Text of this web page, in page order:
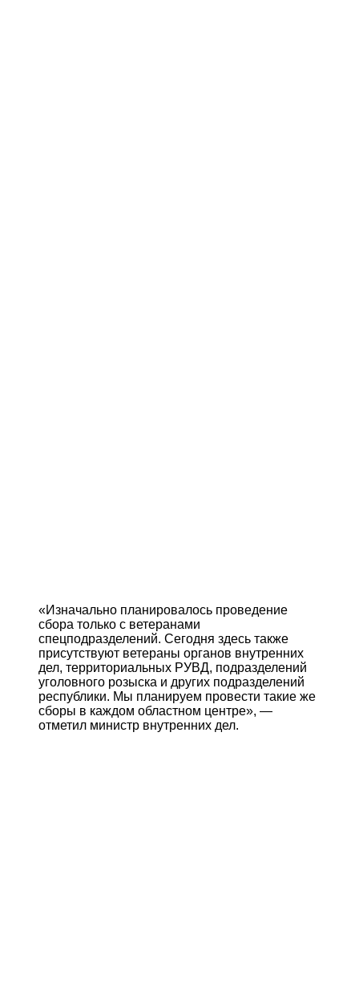
«Изначально планировалось проведение
сбора только с ветеранами
спецподразделений. Сегодня здесь также
присутствуют ветераны органов внутренних
дел, территориальных РУВД, подразделений
уголовного розыска и других подразделений
республики. Мы планируем провести такие же
сборы в каждом областном центре», —
отметил министр внутренних дел.